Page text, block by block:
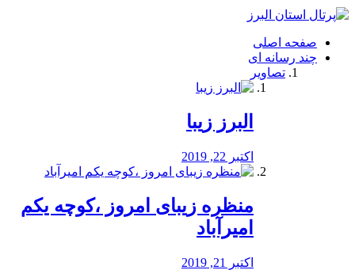
فصد
شرق
تهران
خشکشویی
صفحه اصلی
چند رسانه ای
تصاویر
البرز زیبا
اکتبر 22, 2019
منظره‌‌ زیبای امروز ،کوچه یکم
امیرآباد
اکتبر 21, 2019